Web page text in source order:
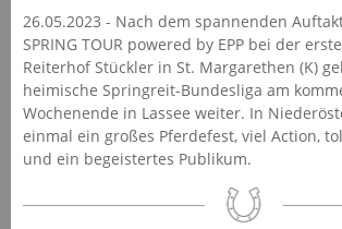
26.05.2023 - Nach dem spannenden
SPRING TOUR powered by EPP bei der
Reiterhof Stückler in St. Margarethen (K)
heimische Springreit-Bundesliga am
Wochenende in Lassee weiter. In
einmal ein großes Pferdefest, viel Action,
und ein begeistertes Publikum.